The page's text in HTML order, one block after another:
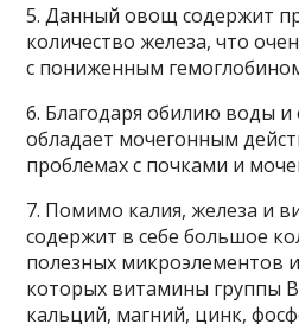
5. Данный овощ содержит
количество железа, что
с пониженным
6. Благодаря обилию воды и
обладает мочегонным
проблемах с почками и
7. Помимо калия, железа и
содержит в себе большое
полезных микроэлементов
которых витамины группы
кальций, магний, цинк,